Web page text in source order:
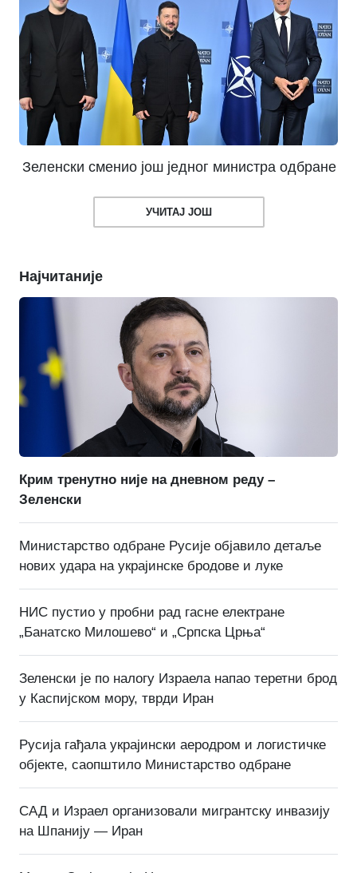
Зеленски сменио још једног министра одбране
УЧИТАЈ ЈОШ
Најчитаније
Крим тренутно није на дневном реду –
Зеленски
Министарство одбране Русије објавило детаље
нових удара на украјинске бродове и луке
НИС пустио у пробни рад гасне електране
„Банатско Милошево“ и „Српска Црња“
Зеленски је по налогу Израела напао теретни брод
у Каспијском мору, тврди Иран
Русија гађала украјински аеродром и логистичке
објекте, саопштило Министарство одбране
САД и Израел организовали мигрантску инвазију
на Шпанију — Иран